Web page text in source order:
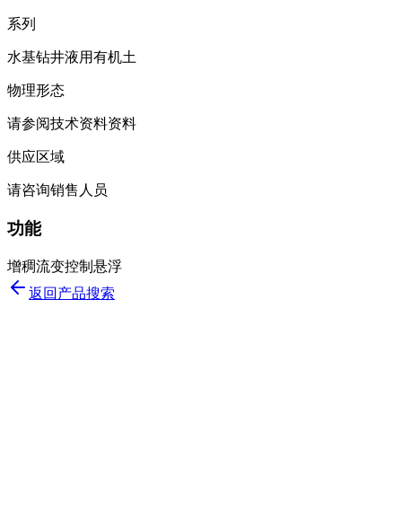
系列
水基钻井液用有机土
物理形态
请参阅技术资料资料
供应区域
请咨询销售人员
功能
增稠流变控制 悬浮
返回产品搜索